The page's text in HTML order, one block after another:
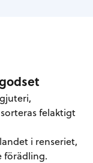
felaktigt
i renseriet,
förädling.